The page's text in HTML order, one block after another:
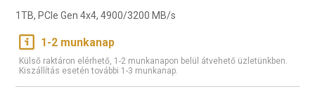
1TB, PCIe Gen 4x4, 4900/3200 MB/s
1-2 munkanap
Külső raktáron elérhető, 1-2 munkanapon belül átvehető üzletünkben.
Kiszállítás esetén további 1-3 munkanap.